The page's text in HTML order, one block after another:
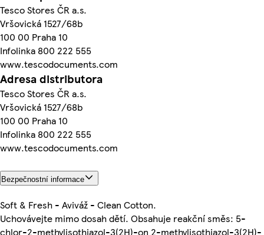
Tesco Stores ČR a.s.
Vršovická 1527/68b
100 00 Praha 10
Infolinka 800 222 555
www.tescodocuments.com
Adresa distributora
Tesco Stores ČR a.s.
Vršovická 1527/68b
100 00 Praha 10
Infolinka 800 222 555
www.tescodocuments.com
Bezpečnostní informace
Soft & Fresh - Aviváž - Clean Cotton.
Uchovávejte mimo dosah dětí. Obsahuje reakční směs: 5-
chlor-2-methylisothiazol-3(2H)-on 2-methylisothiazol-3(2H)-